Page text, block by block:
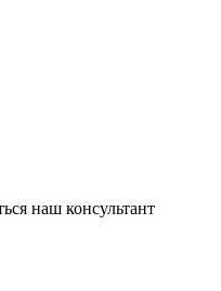
наш консультант